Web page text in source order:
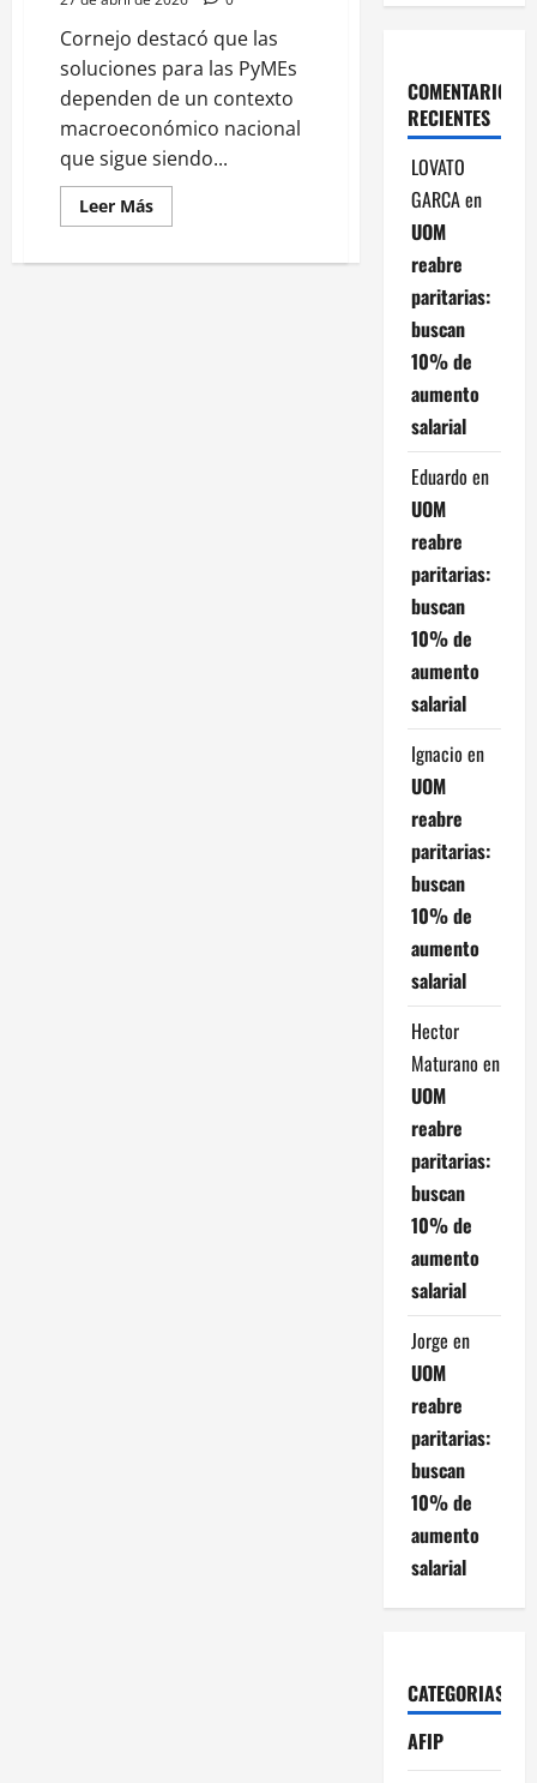
Cornejo destacó que las
soluciones para las PyMEs
dependen de un contexto
macroeconómico nacional
que sigue siendo...
Leer MásLeer
más
Mendoza:
COMENTARIOS
RECIENTES
LOVATO
GARCAen
UOM
reabre
paritarias:
buscan
10% de
aumento
salarial
Eduardo en
UOM
reabre
paritarias:
buscan
10% de
aumento
salarial
Ignacio en
UOM
reabre
paritarias:
buscan
10% de
aumento
salarial
Hector
Maturano en
UOM
reabre
paritarias:
buscan
10% de
aumento
salarial
Jorge en
UOM
reabre
paritarias:
buscan
10% de
aumento
salarial
CATEGORIAS
AFIP